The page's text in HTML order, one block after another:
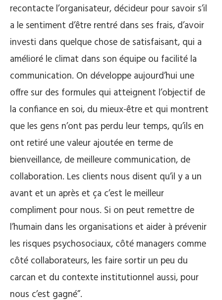
recontacte l’organisateur, décideur pour savoir s’il
a le sentiment d’être rentré dans ses frais, d’avoir
investi dans quelque chose de satisfaisant, qui a
amélioré le climat dans son équipe ou facilité la
communication. On développe aujourd’hui une
offre sur des formules qui atteignent l’objectif de
la confiance en soi, du mieux-être et qui montrent
que les gens n’ont pas perdu leur temps, qu’ils en
ont retiré une valeur ajoutée en terme de
bienveillance, de meilleure communication, de
collaboration. Les clients nous disent qu’il y a un
avant et un après et ça c’est le meilleur
compliment pour nous. Si on peut remettre de
l’humain dans les organisations et aider à prévenir
les risques psychosociaux, côté managers comme
côté collaborateurs, les faire sortir un peu du
carcan et du contexte institutionnel aussi, pour
nous c’est gagné”.